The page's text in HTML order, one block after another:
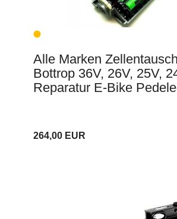
Alle Marken
Bottrop 36V, 26V, 25V,
Reparatur E-Bike
264,00 EUR